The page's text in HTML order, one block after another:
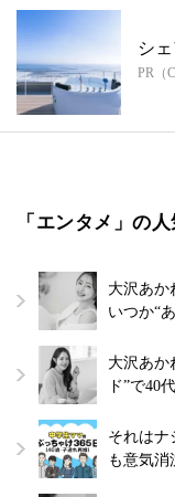
シ
PR（
「エンタメ」の
大沢あか
いつか“
大沢あか
ド”で40
それはナ
も意気